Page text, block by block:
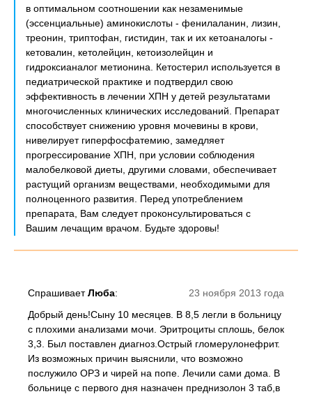
в оптимальном соотношении как незаменимые
(эссенциальные) аминокислоты - фенилаланин, лизин,
треонин, триптофан, гистидин, так и их кетоаналогы -
кетовалин, кетолейцин, кетоизолейцин и
гидроксианалог метионина. Кетостерил используется в
педиатрической практике и подтвердил свою
эффективность в лечении ХПН у детей результатами
многочисленных клинических исследований. Препарат
способствует снижению уровня мочевины в крови,
нивелирует гиперфосфатемию, замедляет
прогрессирование ХПН, при условии соблюдения
малобелковой диеты, другими словами, обеспечивает
растущий организм веществами, необходимыми для
полноценного развития. Перед употреблением
препарата, Вам следует проконсультироваться с
Вашим лечащим врачом. Будьте здоровы!
23 ноября 2013 года
СпрашиваетЛюба:
Добрый день!Сыну 10 месяцев. В 8,5 легли в больницу
с плохими анализами мочи. Эритроциты сплошь, белок
3,3. Был поставлен диагноз.Острый гломерулонефрит.
Из возможных причин выяснили, что возможно
послужило ОРЗ и чирей на попе. Лечили сами дома. В
больнице с первого дня назначен преднизолон 3 таб,в